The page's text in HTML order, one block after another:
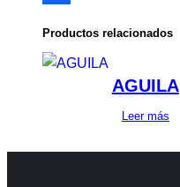
Productos relacionados
AGUILA
Leer más